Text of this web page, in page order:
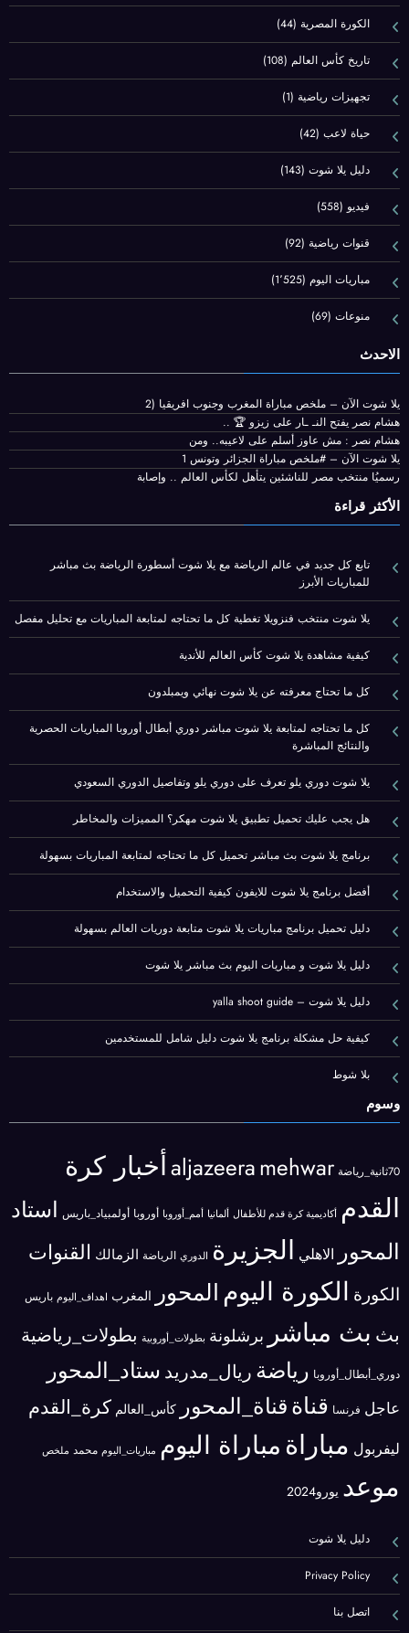
الكورة المصرية(44)
تاريخ كأس العالم(108)
تجهيزات رياضية(1)
حياة لاعب(42)
دليل يلا شوت(143)
فيديو (558)
قنوات رياضية(92)
مباريات اليوم(1٬525)
منوعات(69)
الاحدث
يلا شوت الآن – ملخص مباراة المغرب وجنوب افريقيا (2
هشام نصر يفتح النـ ـار على زيزو 🏆 ..
هشام نصر : مش عاوز أسلم على لاعيبه.. ومن
يلا شوت الآن – #ملخص مباراة الجزائر وتونس 1
رسميُا منتخب مصر للناشئين يتأهل لكأس العالم .. وإصابة
الأكثر قراءة
تابع كل جديد في عالم الرياضة مع يلا شوت أسطورة الرياضة بث مباشر
للمباريات الأبرز
يلا شوت منتخب فنزويلا تغطية كل ما تحتاجه لمتابعة المباريات مع تحليل مفصل
كيفية مشاهدة يلا شوت كأس العالم للأندية
كل ما تحتاج معرفته عن يلا شوت نهائي ويمبلدون
كل ما تحتاجه لمتابعة يلا شوت مباشر دوري أبطال أوروبا المباريات الحصرية
والنتائج المباشرة
يلا شوت دوري يلو تعرف على دوري يلو وتفاصيل الدوري السعودي
هل يجب عليك تحميل تطبيق يلا شوت مهكر؟ المميزات والمخاطر
برنامج يلا شوت بث مباشر تحميل كل ما تحتاجه لمتابعة المباريات بسهولة
أفضل برنامج يلا شوت للايفون كيفية التحميل والاستخدام
دليل تحميل برنامج مباريات يلا شوت متابعة دوريات العالم بسهولة
دليل يلا شوت و مباريات اليوم بث مباشر يلا شوت
دليل يلا شوت – yalla shoot guide
كيفية حل مشكلة برنامج يلا شوت دليل شامل للمستخدمين
بلا شوط
وسوم
70ثانية_رياضة aljazeeramehwar
أخبار كرة
القدم أكاديمية كرة قدم للأطفال ألمانيا أمم_أوروبا أوروبا أولمبياد_باريس استاد
المحور الاهلي الجزيرة الدوري الرياضة الزمالك القنوات
الكورة الكورة اليوم المحور المغرب اهداف_اليوم باريس
بث بث مباشر برشلونة بطولات_أوروبية بطولات_رياضية
دوري_أبطال_أوروبا رياضة ريال_مدريد ستاد_المحور
عاجل فرنسا قناةقناة_المحور كأس_العالم كرة_القدم
ليفربول مباراةمباراة اليوم مباريات_اليوم محمد ملخص
موعد يورو2024
دليل يلا شوت
Privacy Policy
اتصل بنا